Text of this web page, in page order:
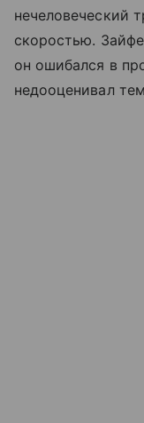
нечеловеческий
скоростью.
он ошибался в
недооценивал